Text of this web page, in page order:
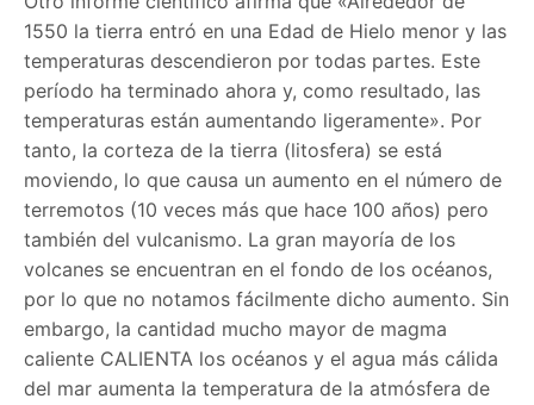
1550 la tierra entró en una Edad de Hielo menor y las
temperaturas descendieron por todas partes. Este
período ha terminado ahora y, como resultado, las
temperaturas están aumentando ligeramente». Por
tanto, la corteza de la tierra (litosfera) se está
moviendo, lo que causa un aumento en el número de
terremotos (10 veces más que hace 100 años) pero
también del vulcanismo. La gran mayoría de los
volcanes se encuentran en el fondo de los océanos,
por lo que no notamos fácilmente dicho aumento. Sin
embargo, la cantidad mucho mayor de magma
caliente CALIENTA los océanos y el agua más cálida
del mar aumenta la temperatura de la atmósfera de